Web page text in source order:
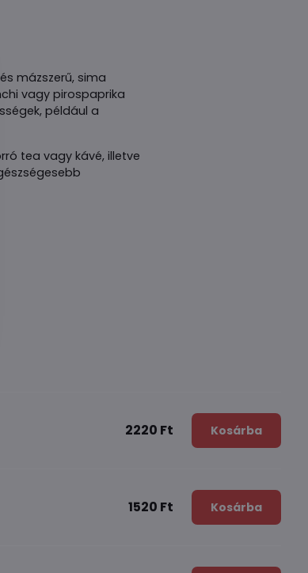
mázszerű, sima
vagy pirospaprika
például a
tea vagy kávé, illetve
2220 Ft Kosárba
1520 Ft Kosárba